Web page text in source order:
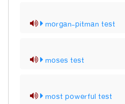
morgan-pitman test
moses test
most powerful test